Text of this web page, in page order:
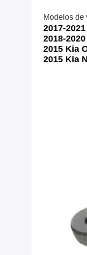
Modelos de
2017-
2018-
2015 Kia
2015 Kia